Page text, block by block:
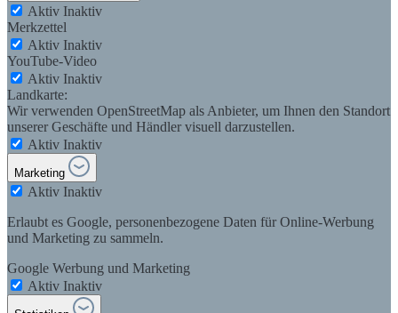
Aktiv Inaktiv
Merkzettel
Aktiv Inaktiv
YouTube-Video
Aktiv Inaktiv
Landkarte:
Wir verwenden OpenStreetMap als Anbieter, um Ihnen den Standort
unserer Geschäfte und Händler visuell darzustellen.
Aktiv Inaktiv
Marketing
Aktiv Inaktiv
Erlaubt es Google, personenbezogene Daten für Online-Werbung
und Marketing zu sammeln.
Google Werbung und Marketing
Aktiv Inaktiv